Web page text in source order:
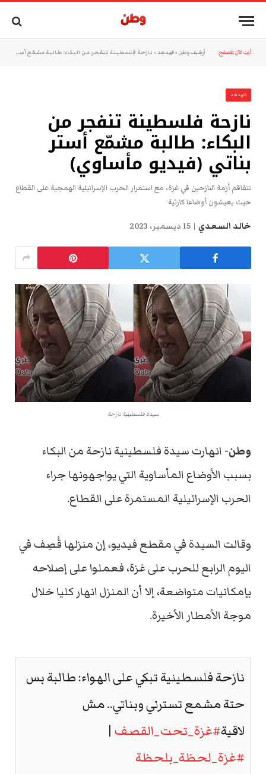
أنت الآن تتصفح: أرشيف وطن »الهدهد » نازحة فلسطينة تنفجر من البكاء: طالبة مشمّع أستر بناتي (فيديو مأساوي)
الهدهد
نازحة فلسطينة تنفجر من
البكاء: طالبة مشمّع أستر
بناتي (فيديو مأساوي)
تتفاقم أزمة النازحين في غزة، مع استمرار الحرب الإسرائيلية الهمجية على القطاع
حيث يعيشون أوضاعا كارثية
خالد السعدي 15 ديسمبر، 2023
سيدة فلسطينية نازحة
وطن- انهارت سيدة فلسطينية نازحة من البكاء
بسبب الأوضاع المأساوية التي يواجهونها جراء
الحرب الإسرائيلية المستمرة على القطاع.
وقالت السيدة في مقطع فيديو، إن منزلها قُصِف في
اليوم الرابع للحرب على غزة، فعملوا على إصلاحه
بإمكانيات متواضعة، إلا أن المنزل انهار كليا خلال
موجة الأمطار الأخيرة.
نازحة فلسطينية تبكي على الهواء: طالبة بس
حتة مشمع تسترني وبناتي.. مش
لاقية#غزة_تحت_القصف |
#غزة_لحظة_بلحظة